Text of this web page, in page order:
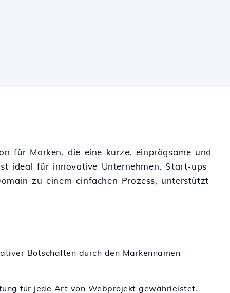
für Marken, die eine kurze, einprägsame und
ideal für innovative Unternehmen, Start-ups
zu einem einfachen Prozess, unterstützt
Botschaften durch den Markennamen
für jede Art von Webprojekt gewährleistet.